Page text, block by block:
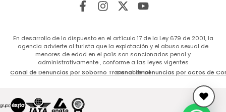
En desarrollo de lo dispuesto en el artículo 17 de la Ley 679 de 2001, la
agencia advierte al turista que la explotación y el abuso sexual de
menores de edad en el país son sancionados penal y
administrativamente , conforme a las leyes vigentes
Canal de Denuncias por Soborno TransnacionalCanal de Denuncias por actos de